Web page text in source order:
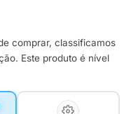
comprar, classificamos
Este produto é nível